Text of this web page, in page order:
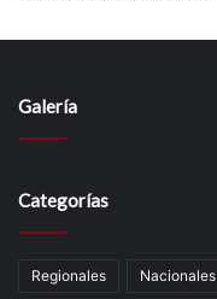
Galería
Categorías
Regionales Nacionales